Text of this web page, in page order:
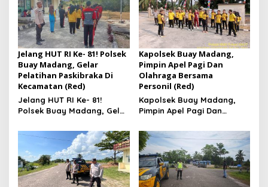
Jelang HUT RI Ke- 81! Polsek
Buay Madang, Gelar
Pelatihan Paskibraka Di
Kecamatan (Red)
Jelang HUT RI Ke- 81!
Polsek Buay Madang, Gelar
Kecamatan
Kapolsek Buay Madang,
Pimpin Apel Pagi Dan
Olahraga Bersama
Personil (Red)
Kapolsek Buay Madang,
Pimpin Apel Pagi Dan
Personil